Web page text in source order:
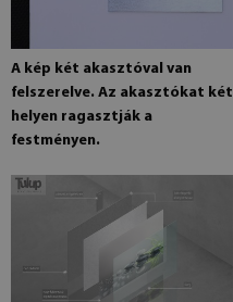
A kép két akasztóval van
felszerelve. Az akasztókat két
helyen ragasztják a
festményen.